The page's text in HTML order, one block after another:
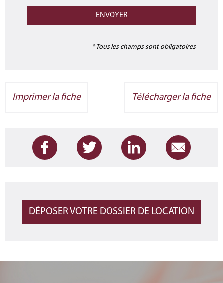
* Tous les champs sont obligatoires
Imprimer la fiche Télécharger la fiche
DÉPOSER VOTRE DOSSIER DE LOCATION